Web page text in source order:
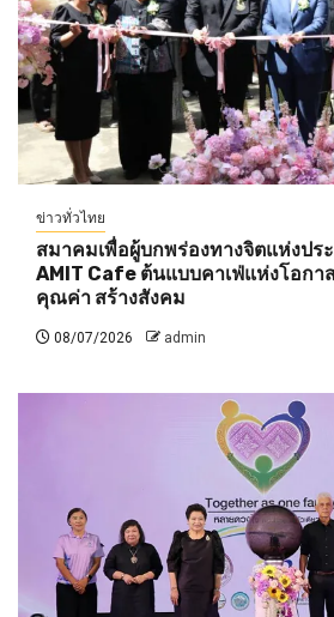
ข่าวทั่วไทย
สมาคมเพื่อผู้บกพร่องทางจิตแห่งปร
AMIT Cafe ต้นแบบคาเฟ่แห่งโอกา
คุณค่า สร้างสังคม
08/07/2026 admin